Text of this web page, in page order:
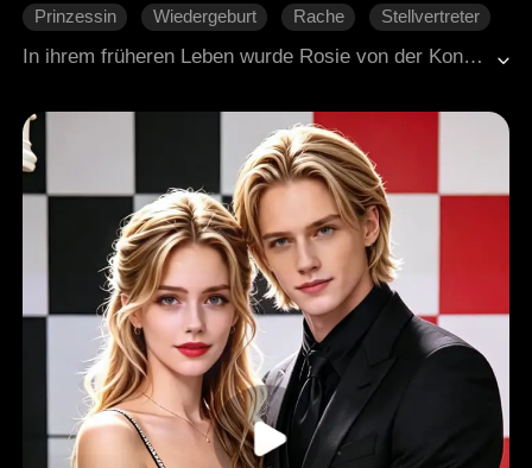
Prinzessin Wiedergeburt Rache
Stellvertreter
In ihrem früheren Leben wurde Rosie von der Konkubine ihres Mannes während ihrer Schwangerschaft fälschlich des Ehebruchs beschuldigt und zu Tode geprügelt. Ihr Vater, ein General, beging später wegen dieser Tragödie Selbstmord. Nach ihrer Wiedergeburt fand sie sich in der Hochzeitsnacht mit Larry wieder. Als sie erfuhr, dass Larry seinen Doppelgänger- Diener Louis geschickt hatte, um an seiner Stelle mit ihr zu schlafen, beschloss Rosie mitzuspielen und geschickt zwischen Larry und Louis zu manövrieren. Sie war fest entschlossen, Larry für seine Herzlosigkeit im früheren Leben bezahlen zu lassen – und zugleich zu prüfen, ob Louis zu ihrer Schachfigur werden konnte.